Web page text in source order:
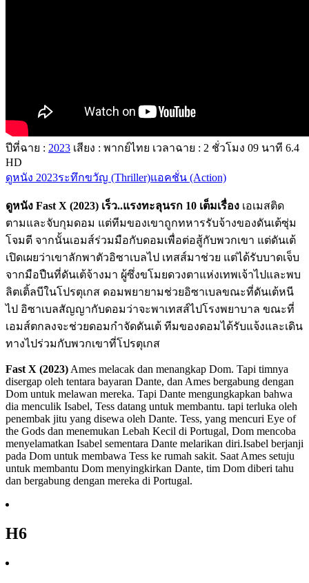
ปีที่ฉาย : 2023 เสียง : พากย์ไทย เวลาฉาย : 2 ชั่วโมง 09 นาที 6.4
HD
ดูหนัง 2023ระทึกขวัญ (Thriller)แอคชั่น (Action)
ดูหนัง Fast X (2023) เร็ว..แรงทะลุนรก 10 เต็มเรื่อง เอเมสติด
ตามและจับกุมดอม แต่ทีมของเขาถูกทหารรับจ้างของดันเต้ซุ่ม
โจมตี จากนั้นเอมส์ร่วมมือกับดอมเพื่อต่อสู้กับพวกเขา แต่ดันเต้
เปิดเผยว่าเขาลักพาตัวอิซาเบลไป เทสส์มาช่วย แต่ได้รับบาดเจ็บ
จากมือปืนที่ดันเต้จ้างมา ผู้ซึ่งขโมยดวงตาแห่งเทพเจ้าไปและพบ
ลิตเติ้ลบีในโปรตุเกส ดอมพยายามช่วยอิซาเบลขณะที่ดันเต้หนี
ไป อิซาเบลสัญญากับดอมว่าจะพาเทสส์ไปโรงพยาบาล ขณะที่
เอมส์ตกลงจะช่วยดอมกำจัดดันเต้ ทีมของดอมได้รับแจ้งและเดิน
ทางไปร่วมกับพวกเขาที่โปรตุเกส
Fast X (2023) Ames melacak dan menangkap Dom. Tapi timnya
disergap oleh tentara bayaran Dante, dan Ames bergabung dengan
Dom untuk melawan mereka. Tapi Dante mengungkapkan bahwa
dia menculik Isabel, Tess datang untuk membantu. tapi terluka oleh
penembak jitu yang disewa oleh Dante. Tess, yang mencuri Eye of
the Gods dan menemukan Lebah Kecil di Portugal, Dom mencoba
menyelamatkan Isabel sementara Dante melarikan diri.Isabel berjanji
pada Dom untuk membawa Tess ke rumah sakit. Saat Ames setuju
untuk membantu Dom menyingkirkan Dante, tim Dom diberi tahu
dan bergabung dengan mereka di Portugal.
H6